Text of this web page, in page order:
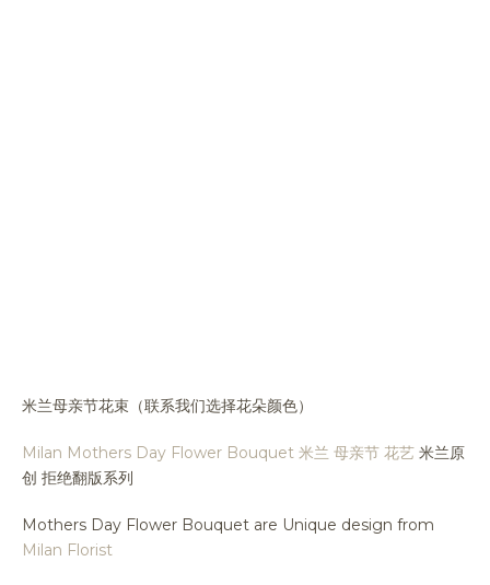
米兰母亲节花束（联系我们选择花朵颜色）
Milan Mothers Day Flower Bouquet 米兰 母亲节 花艺 米兰原
创 拒绝翻版系列
Mothers Day Flower Bouquet are Unique design from
Milan Florist